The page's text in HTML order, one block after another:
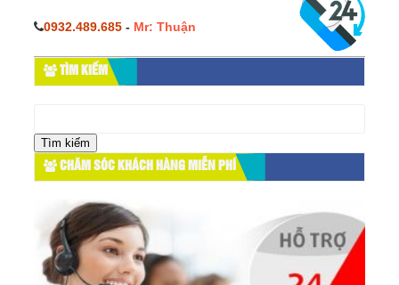
0932.489.685 - Mr: Thuận
TÌM KIẾM
cho:
CHĂM SÓC KHÁCH HÀNG MIỄN PHÍ